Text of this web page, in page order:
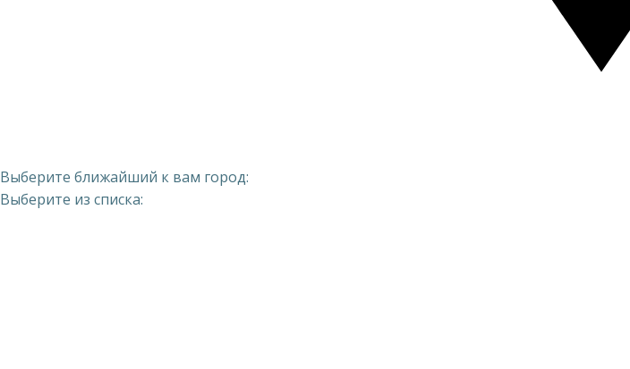
Выберите ближайший к вам город:
Выберите из списка: